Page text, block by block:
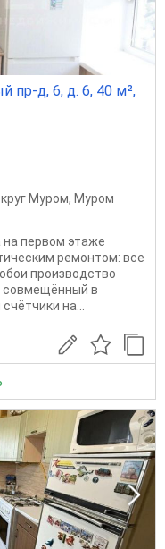
пр-д, 6, д. 6, 40 м²,
Муром, Муром
на первом этаже
ремонтом: все
производство
совмещённый в
на...